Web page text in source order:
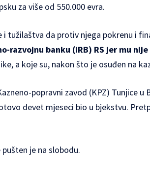
za više od 550.000 evra.
tužilaštva da protiv njega pokrenu i
razvojnu banku (IRB) RS jer mu
a koje su, nakon što je osuđen na
popravni zavod (KPZ) Tunjice u
devet mjeseci bio u bjekstvu.
je na slobodu.